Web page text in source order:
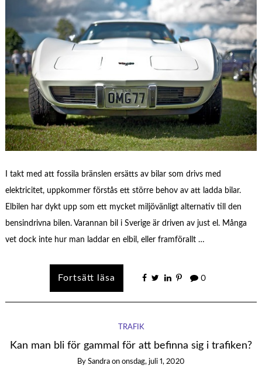
I takt med att fossila bränslen ersätts av bilar som drivs med
elektricitet, uppkommer förstås ett större behov av att ladda bilar.
Elbilen har dykt upp som ett mycket miljövänligt alternativ till den
bensindrivna bilen. Varannan bil i Sverige är driven av just el. Många
vet dock inte hur man laddar en elbil, eller framförallt …
0
TRAFIK
Kan man bli för gammal för att befinna sig i trafiken?
By Sandra on onsdag, juli 1, 2020